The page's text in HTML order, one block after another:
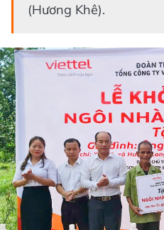
(Hương Khê).